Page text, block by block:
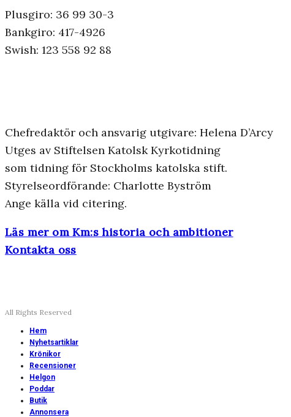
Plusgiro: 36 99 30-3
Bankgiro: 417-4926
Swish: 123 558 92 88
Chefredaktör och ansvarig utgivare: Helena D’Arcy
Utges av Stiftelsen Katolsk Kyrkotidning
som tidning för Stockholms katolska stift.
Styrelseordförande: Charlotte Byström
Ange källa vid citering.
Läs mer om Km:s historia och ambitioner
Kontakta oss
All Rights Reserved
Hem
Nyhetsartiklar
Krönikor
Recensioner
Helgon
Poddar
Butik
Annonsera